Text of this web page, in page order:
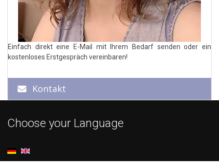
Einfach direkt eine E-Mail mit Ihrem Bedarf senden oder ein
kostenloses Erstgespräch vereinbaren!
Kontakt
Choose your Language